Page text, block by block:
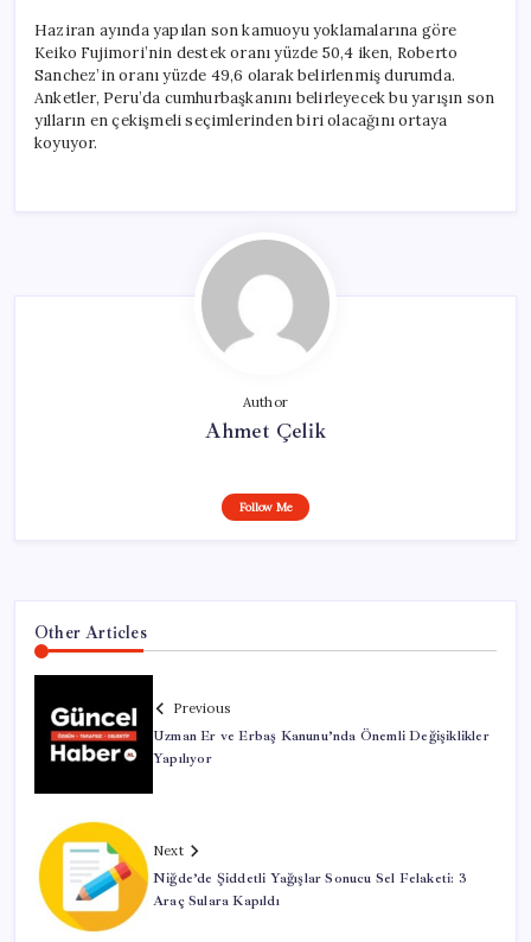
Haziran ayında yapılan son kamuoyu yoklamalarına göre
Keiko Fujimori’nin destek oranı yüzde 50,4 iken, Roberto
Sanchez’in oranı yüzde 49,6 olarak belirlenmiş durumda.
Anketler, Peru’da cumhurbaşkanını belirleyecek bu yarışın son
yılların en çekişmeli seçimlerinden biri olacağını ortaya
koyuyor.
Author
Ahmet Çelik
Follow Me
Other Articles
Previous
Uzman Er ve Erbaş Kanunu’nda Önemli Değişiklikler
Yapılıyor
Next
Niğde’de Şiddetli Yağışlar Sonucu Sel Felaketi: 3
Araç Sulara Kapıldı